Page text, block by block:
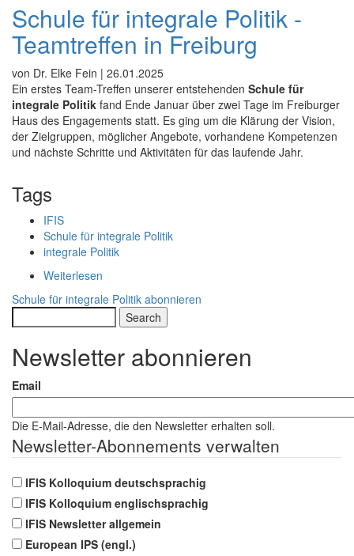
Schule für integrale Politik -
Teamtreffen in Freiburg
von Dr. Elke Fein | 26.01.2025
Ein erstes Team-Treffen unserer entstehenden Schule für
integrale Politik fand Ende Januar über zwei Tage im Freiburger
Haus des Engagements statt. Es ging um die Klärung der Vision,
der Zielgruppen, möglicher Angebote, vorhandene Kompetenzen
und nächste Schritte und Aktivitäten für das laufende Jahr.
Tags
IFIS
Schule für integrale Politik
integrale Politik
Weiterlesen
Schule
für
integrale
-
Teamtreffen
Freiburg
Schule für integrale Politik abonnieren
Newsletter abonnieren
Email
Die E-Mail-Adresse, die den Newsletter erhalten soll.
Newsletter-Abonnements verwalten
IFIS Kolloquium deutschsprachig
IFIS Kolloquium englischsprachig
IFIS Newsletter allgemein
European IPS (engl.)